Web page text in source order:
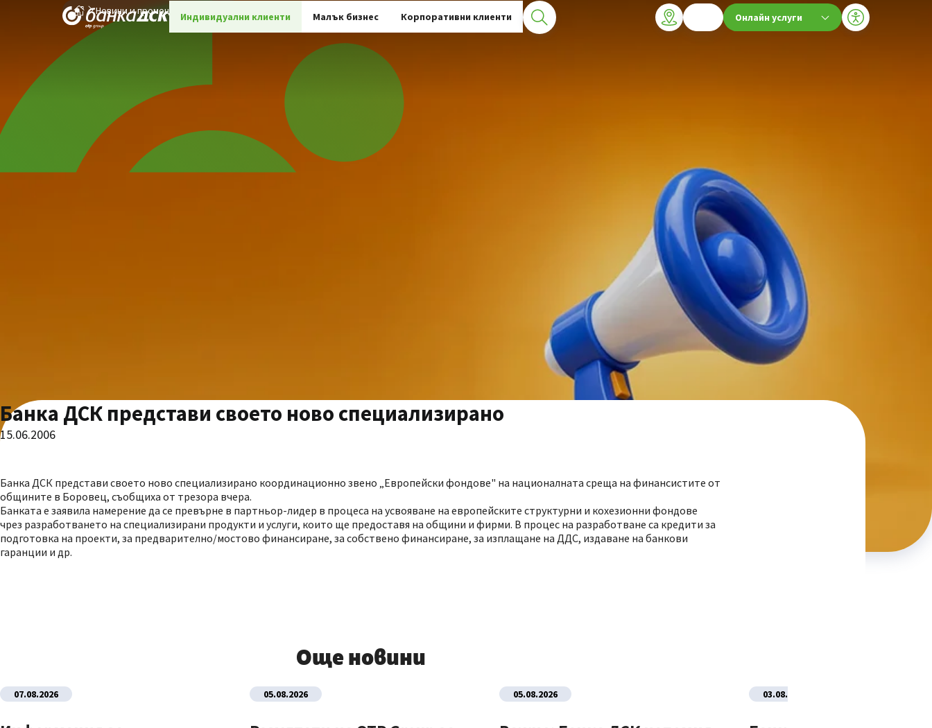
Индивидуални клиенти Малък бизнес Корпоративни клиенти Онлайн услуги
Новини и промоции
Банка ДСК представи своето ново специализирано
15.06.2006
Банка ДСК представи своето ново специализирано координационно звено „Европейски фондове" на националната среща на финансистите от
общините в Боровец, съобщиха от трезора вчера.
Банката е заявила намерение да се превърне в партньор-лидер в процеса на усвояване на европейските структурни и кохезионни фондове
чрез разработването на специализирани продукти и услуги, които ще предоставя на общини и фирми. В процес на разработване са кредити за
подготовка на проекти, за предварително/мостово финансиране, за собствено финансиране, за изплащане на ДДС, издаване на банкови
гаранции и др.
Още новини
07.08.2026 05.08.2026 05.08.2026 03.08.2026